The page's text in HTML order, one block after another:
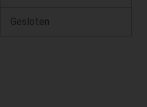
Gesloten